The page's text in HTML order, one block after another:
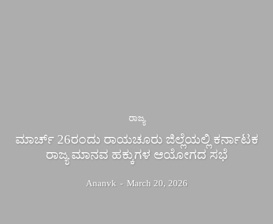
ರಾಜ್ಯ
ಮಾರ್ಚ್ 26ರಂದು ರಾಯಚೂರು ಜಿಲ್ಲೆಯಲ್ಲಿ ಕರ್ನಾಟಕ
ರಾಜ್ಯ ಮಾನವ ಹಕ್ಕುಗಳ ಆಯೋಗದ ಸಭೆ
Ananvk - March 20, 2026